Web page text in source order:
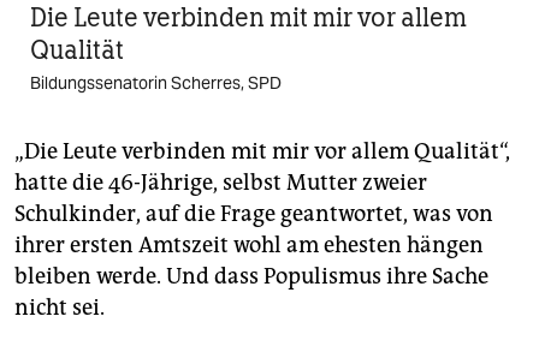
Die Leute verbinden mit mir vor allem
Qualität
Bildungssenatorin Scherres, SPD
„Die Leute verbinden mit mir vor allem Qualität“,
hatte die 46-Jährige, selbst Mutter zweier
Schulkinder, auf die Frage geantwortet, was von
ihrer ersten Amtszeit wohl am ehesten hängen
bleiben werde. Und dass Populismus ihre Sache
nicht sei.